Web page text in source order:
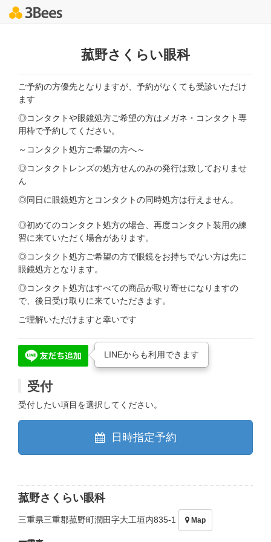
菰野さくらい眼科
ご予約の方優先となりますが、予約がなくても受診いただけ
ます
◎コンタクトや眼鏡処方ご希望の方はメガネ・コンタクト専
用枠で予約してください。
～コンタクト処方ご希望の方へ～
◎コンタクトレンズの処方せんのみの発行は致しておりませ
ん
◎同日に眼鏡処方とコンタクトの同時処方は行えません。
◎初めてのコンタクト処方の場合、再度コンタクト装用の練
習に来ていただく場合があります。
◎コンタクト処方ご希望の方で眼鏡をお持ちでない方は先に
眼鏡処方となります。
◎コンタクト処方はすべての商品が取り寄せになりますの
で、後日受け取りに来ていただきます。
ご理解いただけますと幸いです
LINEからも利用できます
受付
受付したい項目を選択してください。
日時指定予約
菰野さくらい眼科
三重県三重郡菰野町潤田字大工垣内835-1 Map